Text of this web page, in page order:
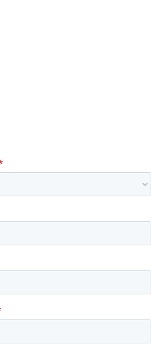
namo ir patogiai gauti ją į savo pašto
variantą!